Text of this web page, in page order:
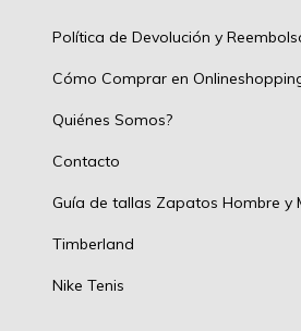
Política de Devolución y
Cómo Comprar en
Quiénes Somos?
Contacto
Guía de tallas Zapatos Hombre y
Timberland
Nike Tenis